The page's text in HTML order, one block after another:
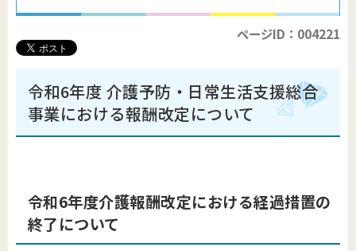
ページID：004221
令和6年度 介護予防・日常生活支援総合
事業における報酬改定について
令和6年度介護報酬改定における経過措置の
終了について